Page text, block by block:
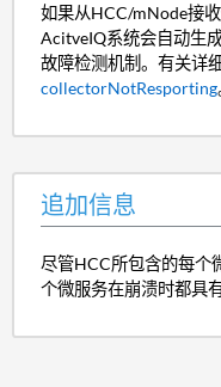
如果从HCC/mNode接
AcitveIQ系统会自动生
故障检测机制。有关详
collectorNotResporting
追加信息
尽管HCC所包含的每个
个微服务在崩溃时都具